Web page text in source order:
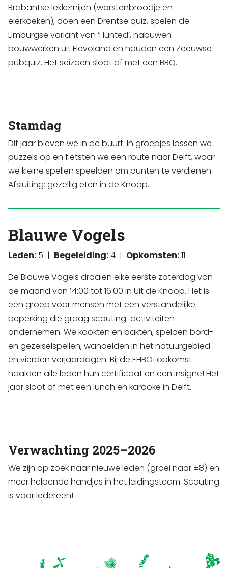
Brabantse lekkernijen (worstenbroodje en
eierkoeken), doen een Drentse quiz, spelen de
Limburgse variant van ‘Hunted’, nabuwen
bouwwerken uit Flevoland en houden een Zeeuwse
pubquiz. Het seizoen sloot af met een BBQ.
Stamdag
Dit jaar bleven we in de buurt. In groepjes lossen we
puzzels op en fietsten we een route naar Delft, waar
we kleine spellen speelden om punten te verdienen.
Afsluiting: gezellig eten in de Knoop.
Blauwe Vogels
Leden: 5 | Begeleiding:4 | Opkomsten:11
De Blauwe Vogels draaien elke eerste zaterdag van
de maand van 14:00 tot 16:00 in Uit de Knoop. Het is
een groep voor mensen met een verstandelijke
beperking die graag scouting-activiteiten
ondernemen. We kookten en bakten, spelden bord-
en gezelselspellen, wandelden in het natuurgebied
en vierden verjaardagen. Bij de EHBO-opkomst
haalden alle leden hun certificaat en een insigne! Het
jaar sloot af met een lunch en karaoke in Delft.
Verwachting 2025–2026
We zijn op zoek naar nieuwe leden (groei naar ±8) en
meer helpende handjes in het leidingsteam. Scouting
is voor iedereen!